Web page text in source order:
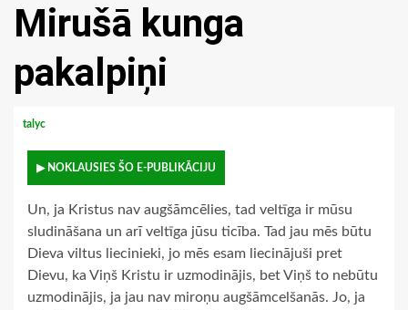
Mirušā kunga
pakalpiņi
talyc
▶ NOKLAUSIES ŠO E-PUBLIKĀCIJU
Un, ja Kristus nav augšāmcēlies, tad veltīga ir mūsu
sludināšana un arī veltīga jūsu ticība. Tad jau mēs būtu
Dieva viltus liecinieki, jo mēs esam liecinājuši pret
Dievu, ka Viņš Kristu ir uzmodinājis, bet Viņš to nebūtu
uzmodinājis, ja jau nav miroņu augšāmcelšanās. Jo, ja